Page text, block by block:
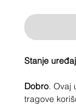
Stanje
Dobro. Ovaj
tragove